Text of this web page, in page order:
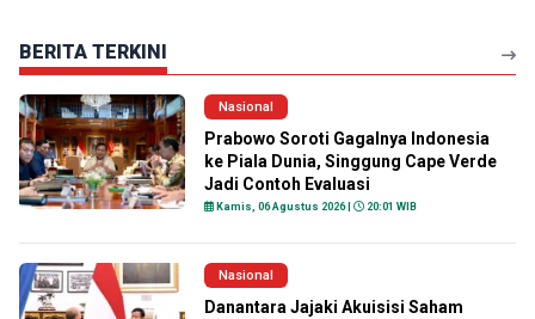
BERITA TERKINI
Nasional
Prabowo Soroti Gagalnya Indonesia
ke Piala Dunia, Singgung Cape Verde
Jadi Contoh Evaluasi
Kamis, 06 Agustus 2026 | 20:01 WIB
Nasional
Danantara Jajaki Akuisisi Saham